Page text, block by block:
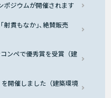
ポジウムが開催されます
射貫もなか｣､絶賛販売
ンペで優秀賞を受賞（建
開催しました（建築環境